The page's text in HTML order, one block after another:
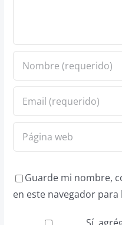
Guarde mi nombre,
en este navegador